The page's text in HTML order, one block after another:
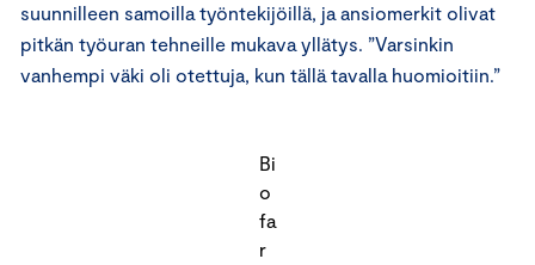
suunnilleen samoilla työntekijöillä, ja ansiomerkit olivat
pitkän työuran tehneille mukava yllätys. ”Varsinkin
vanhempi väki oli otettuja, kun tällä tavalla huomioitiin.”
Bi
o
fa
r